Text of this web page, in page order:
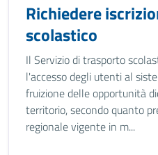
Richiedere
scolastico
Il Servizio di trasporto
l'accesso degli utenti al
fruizione delle opportunità
territorio, secondo quanto
regionale vigente in m...